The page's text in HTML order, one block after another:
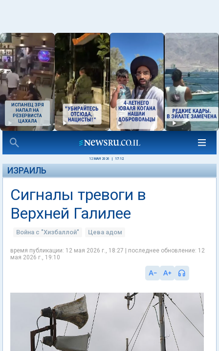
ИСПАНЕЦ ЗРЯ
НАПАЛ НА
РЕЗЕРВИСТА
ЦАХАЛА
12 МАЯ 2026 17:12
ИЗРАИЛЬ
Сигналы тревоги в
Верхней Галилее
Война с "Хизбаллой" Цева адом
время публикации: 12 мая 2026 г., 18:27 | последнее обновление: 12
мая 2026 г., 19:10